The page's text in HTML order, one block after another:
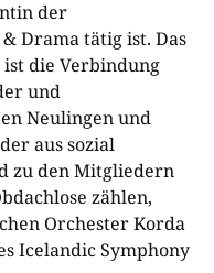
der
Drama tätig ist. Das
ist die Verbindung
und
Neulingen und
aus sozial
zu den Mitgliedern
zählen,
Orchester Korda
Icelandic Symphony